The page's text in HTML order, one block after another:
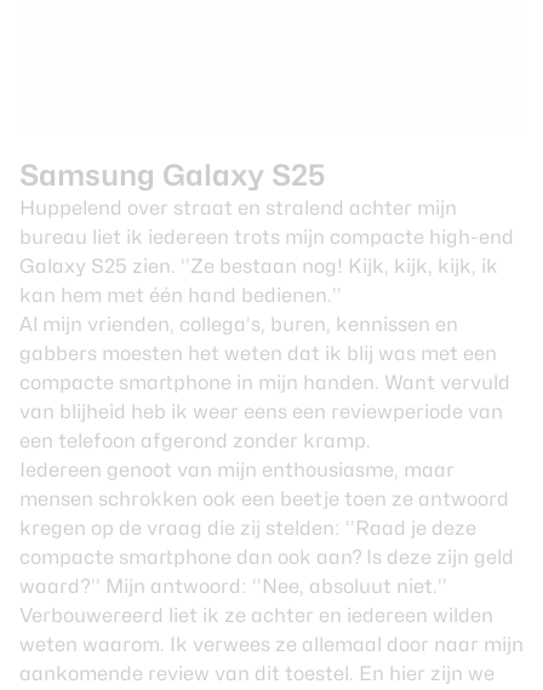
Samsung Galaxy S25
Huppelend over straat en stralend achter mijn
bureau liet ik iedereen trots mijn compacte high-end
Galaxy S25 zien. ‘’Ze bestaan nog! Kijk, kijk, kijk, ik
kan hem met één hand bedienen.’’
Al mijn vrienden, collega’s, buren, kennissen en
gabbers moesten het weten dat ik blij was met een
compacte smartphone in mijn handen. Want vervuld
van blijheid heb ik weer eens een reviewperiode van
een telefoon afgerond zonder kramp.
Iedereen genoot van mijn enthousiasme, maar
mensen schrokken ook een beetje toen ze antwoord
kregen op de vraag die zij stelden: ‘’Raad je deze
compacte smartphone dan ook aan? Is deze zijn geld
waard?’’ Mijn antwoord: ‘’Nee, absoluut niet.’’
Verbouwereerd liet ik ze achter en iedereen wilden
weten waarom. Ik verwees ze allemaal door naar mijn
aankomende review van dit toestel. En hier zijn we